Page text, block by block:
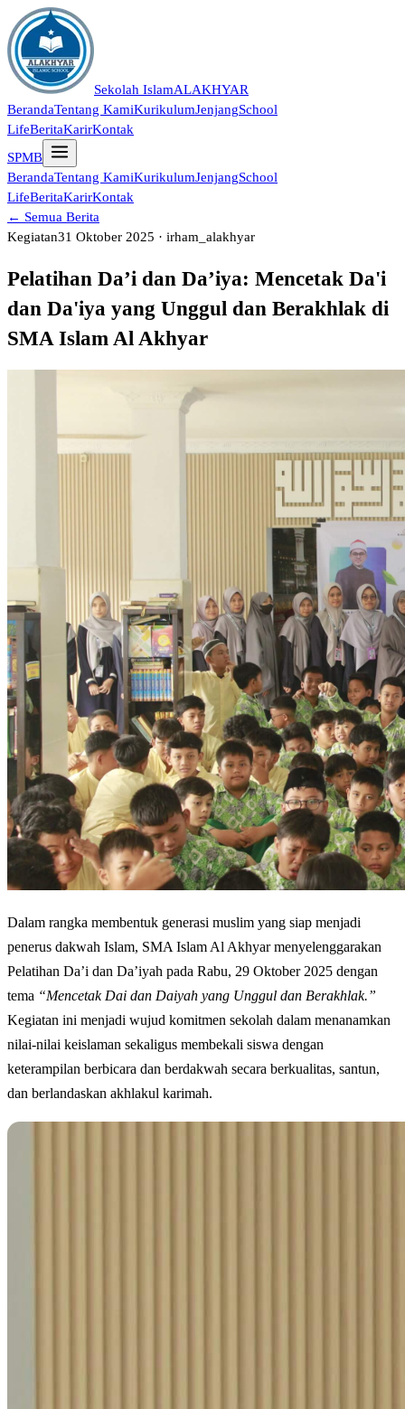
Sekolah IslamALAKHYAR
BerandaTentang KamiKurikulumJenjangSchool
LifeBeritaKarirKontak
SPMB
BerandaTentang KamiKurikulumJenjangSchool
LifeBeritaKarirKontak
← Semua Berita
Kegiatan31 Oktober 2025 · irham_alakhyar
Pelatihan Da’i dan Da’iya: Mencetak Da'i
dan Da'iya yang Unggul dan Berakhlak di
SMA Islam Al Akhyar
Dalam rangka membentuk generasi muslim yang siap menjadi
penerus dakwah Islam, SMA Islam Al Akhyar menyelenggarakan
Pelatihan Da’i dan Da’iyah pada Rabu, 29 Oktober 2025 dengan
tema “Mencetak Dai dan Daiyah yang Unggul dan Berakhlak.”
Kegiatan ini menjadi wujud komitmen sekolah dalam menanamkan
nilai-nilai keislaman sekaligus membekali siswa dengan
keterampilan berbicara dan berdakwah secara berkualitas, santun,
dan berlandaskan akhlakul karimah.